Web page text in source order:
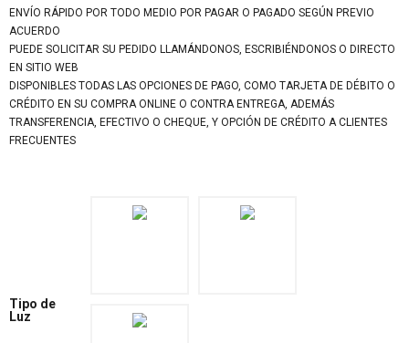
ENVÍO RÁPIDO POR TODO MEDIO POR PAGAR O PAGADO SEGÚN PREVIO
ACUERDO
PUEDE SOLICITAR SU PEDIDO LLAMÁNDONOS, ESCRIBIÉNDONOS O DIRECTO
EN SITIO WEB
DISPONIBLES TODAS LAS OPCIONES DE PAGO, COMO TARJETA DE DÉBITO O
CRÉDITO EN SU COMPRA ONLINE O CONTRA ENTREGA, ADEMÁS
TRANSFERENCIA, EFECTIVO O CHEQUE, Y OPCIÓN DE CRÉDITO A CLIENTES
FRECUENTES
Tipo de
Luz